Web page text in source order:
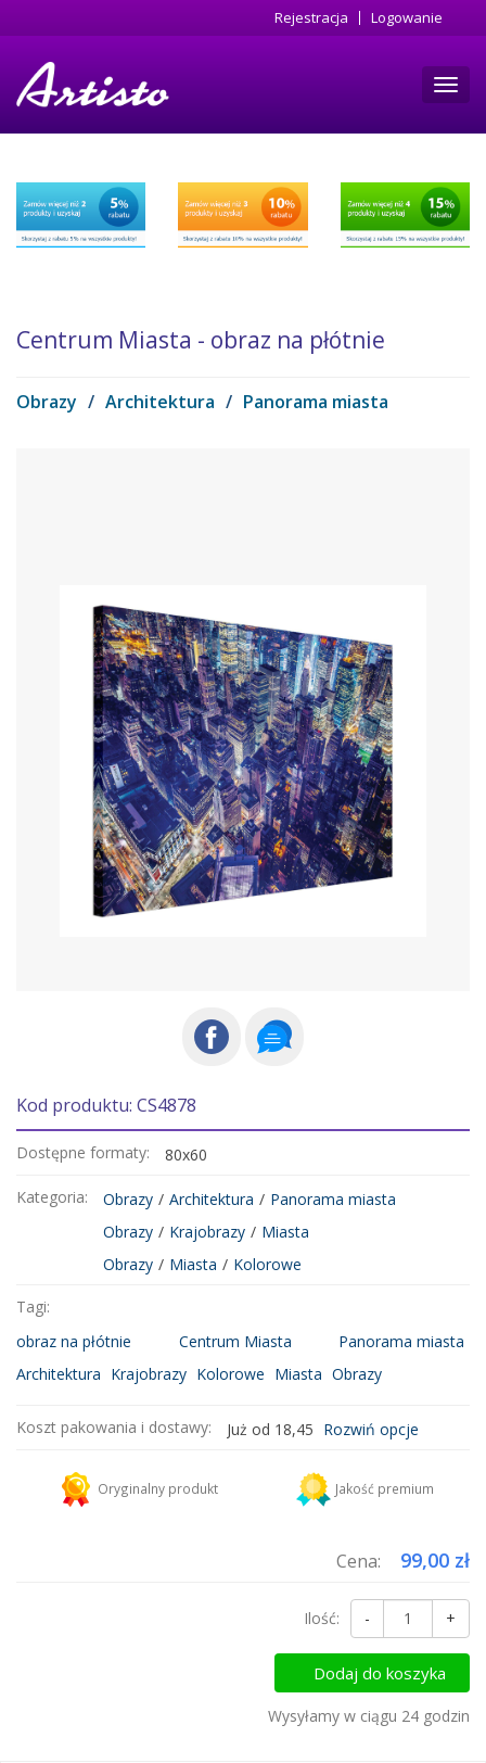
do
Rejestracja Logowanie
Centrum Miasta - obraz na płótnie
Obrazy / Architektura / Panorama miasta
Kod produktu: CS4878
Dostępne formaty: 80x60
Kategoria: Obrazy / Architektura / Panorama miasta
Obrazy / Krajobrazy / Miasta
Obrazy / Miasta / Kolorowe
Tagi:
obraz na płótnie
Centrum Miasta
Panorama miasta
Architektura Krajobrazy Kolorowe Miasta Obrazy
Koszt pakowania i dostawy: Już od 18,45 Rozwiń opcje
Kurier DHL
Dodaj więcej produktów do koszyka i zapłać za wysyłkę tylko raz!
Oryginalny produkt Jakość premium
Cena: 99,00 zł
Dodaj do koszyka
Ilość: - +
Wysyłamy w ciągu 24 godzin